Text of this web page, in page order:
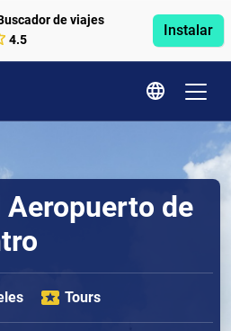
de viajes
4.5
Instalar
Aeropuerto de
Tours